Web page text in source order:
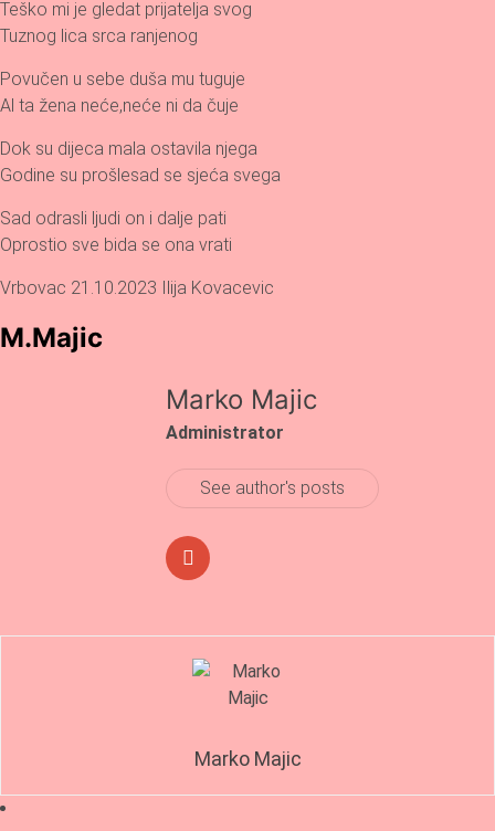
Teško mi je gledat prijatelja svog
Tuznog lica srca ranjenog
Povučen u sebe duša mu tuguje
Al ta žena neće,neće ni da čuje
Dok su dijeca mala ostavila njega
Godine su prošlesad se sjeća svega
Sad odrasli ljudi on i dalje pati
Oprostio sve bida se ona vrati
Vrbovac 21.10.2023 Ilija Kovacevic
M.Majic
Marko Majic
Administrator
See author's posts
Marko Majic